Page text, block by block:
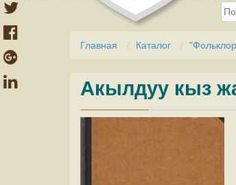
Главная Каталог
Акылдуу кыз